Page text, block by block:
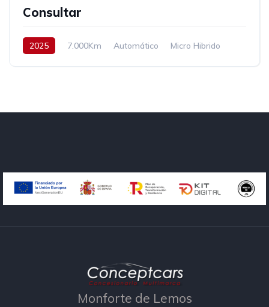
Consultar
2025 7.000Km Automático
Micro Hibrido
Monforte de Lemos